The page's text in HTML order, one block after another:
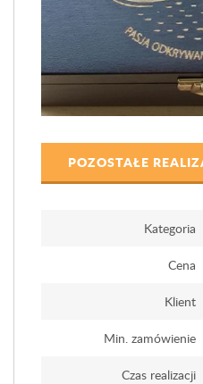
POZOSTAŁE
Kategoria
Cena
Klient
Min. zamówienie
Czas realizacji